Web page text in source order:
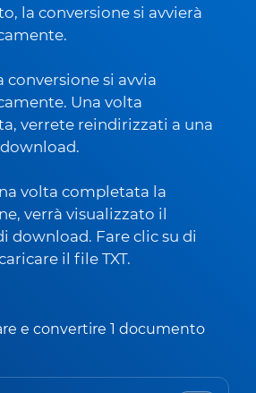
la conversione si avvierà
conversione si avvia
Una volta
verrete reindirizzati a una
volta completata la
verrà visualizzato il
download. Fare clic su di
il file TXT.
e convertire 1 documento